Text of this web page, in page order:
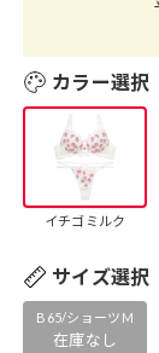
カラー選択
イチゴミルク
サイズ選択
B65/ショーツM
在庫なし